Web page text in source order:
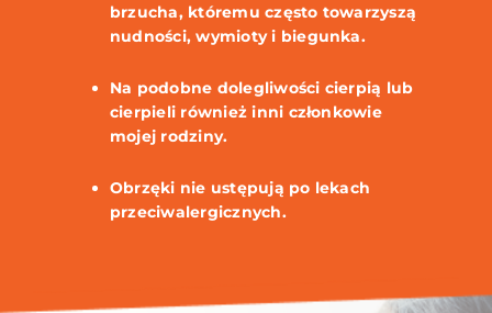
brzucha, któremu często towarzyszą
nudności, wymioty i biegunka.
Na podobne dolegliwości cierpią lub
cierpieli również inni członkowie
mojej rodziny.
Obrzęki nie ustępują po lekach
przeciwalergicznych.